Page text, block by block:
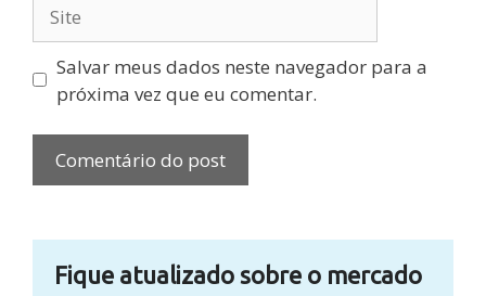
Salvar meus dados neste navegador para a
próxima vez que eu comentar.
Fique atualizado sobre o mercado